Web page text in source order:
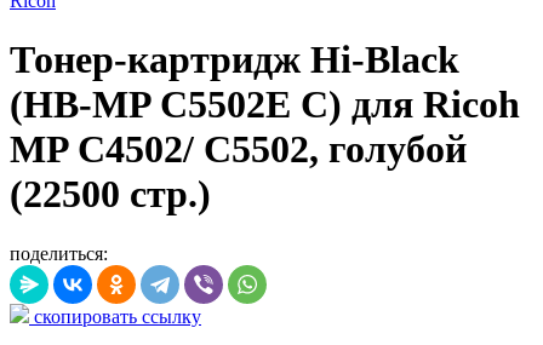
Тонер-картридж Hi-Black
(HB-MP C5502E C) для Ricoh
MP C4502/ C5502, голубой
(22500 стр.)
поделиться:
скопировать ссылку